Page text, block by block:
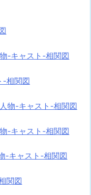
-キャスト-相関図
-相関図
物-キャスト-相関図
-キャスト-相関図
-キャスト-相関図
関図